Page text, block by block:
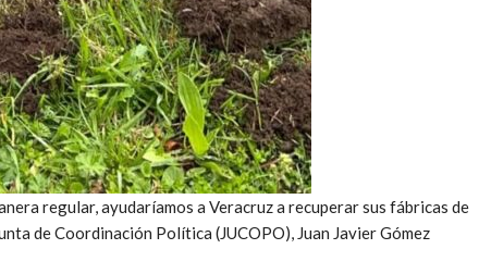
regular, ayudaríamos a Veracruz a recuperar sus fábricas de
de Coordinación Política (JUCOPO), Juan Javier Gómez